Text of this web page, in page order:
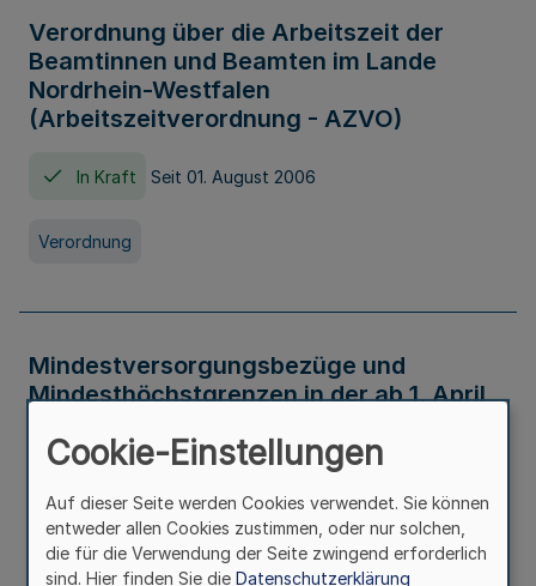
Verordnung über die Arbeitszeit der
Beamtinnen und Beamten im Lande
Nordrhein-Westfalen
(Arbeitszeitverordnung - AZVO)
In Kraft Seit 01. August 2006
Verordnung
Mindestversorgungsbezüge und
Mindesthöchstgrenzen in der ab 1. April
Verwaltungsvorschrift
Cookie-Einstellungen
Auf dieser Seite werden Cookies verwendet. Sie können
entweder allen Cookies zustimmen, oder nur solchen,
die für die Verwendung der Seite zwingend erforderlich
sind. Hier finden Sie die Datenschutzerklärung